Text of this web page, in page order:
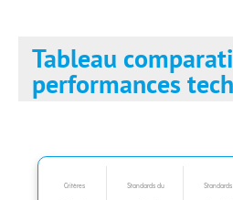
Tableau
performances
Critères Standards du